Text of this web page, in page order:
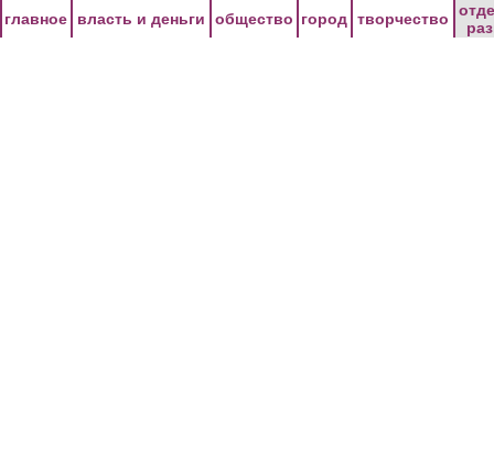
главное власть и деньги общество город творчество